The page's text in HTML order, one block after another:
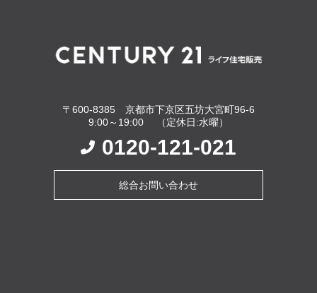
〒600-8385 京都市下京区五坊大宮町96-6
9:00～19:00 （定休日:水曜）
0120-121-021
総合お問い合わせ